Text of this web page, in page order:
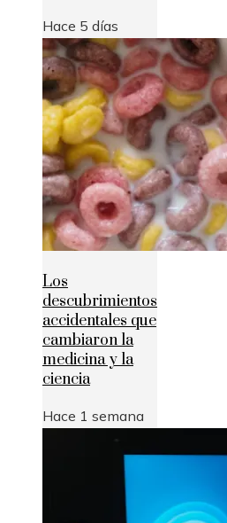
Hace 5 días
Los
descubrimientos
accidentales que
cambiaron la
medicina y la
ciencia
Hace 1 semana